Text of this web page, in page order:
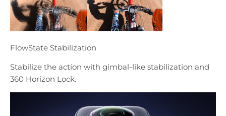
FlowState Stabilization
Stabilize the action with gimbal-like stabilization and
360 Horizon Lock.